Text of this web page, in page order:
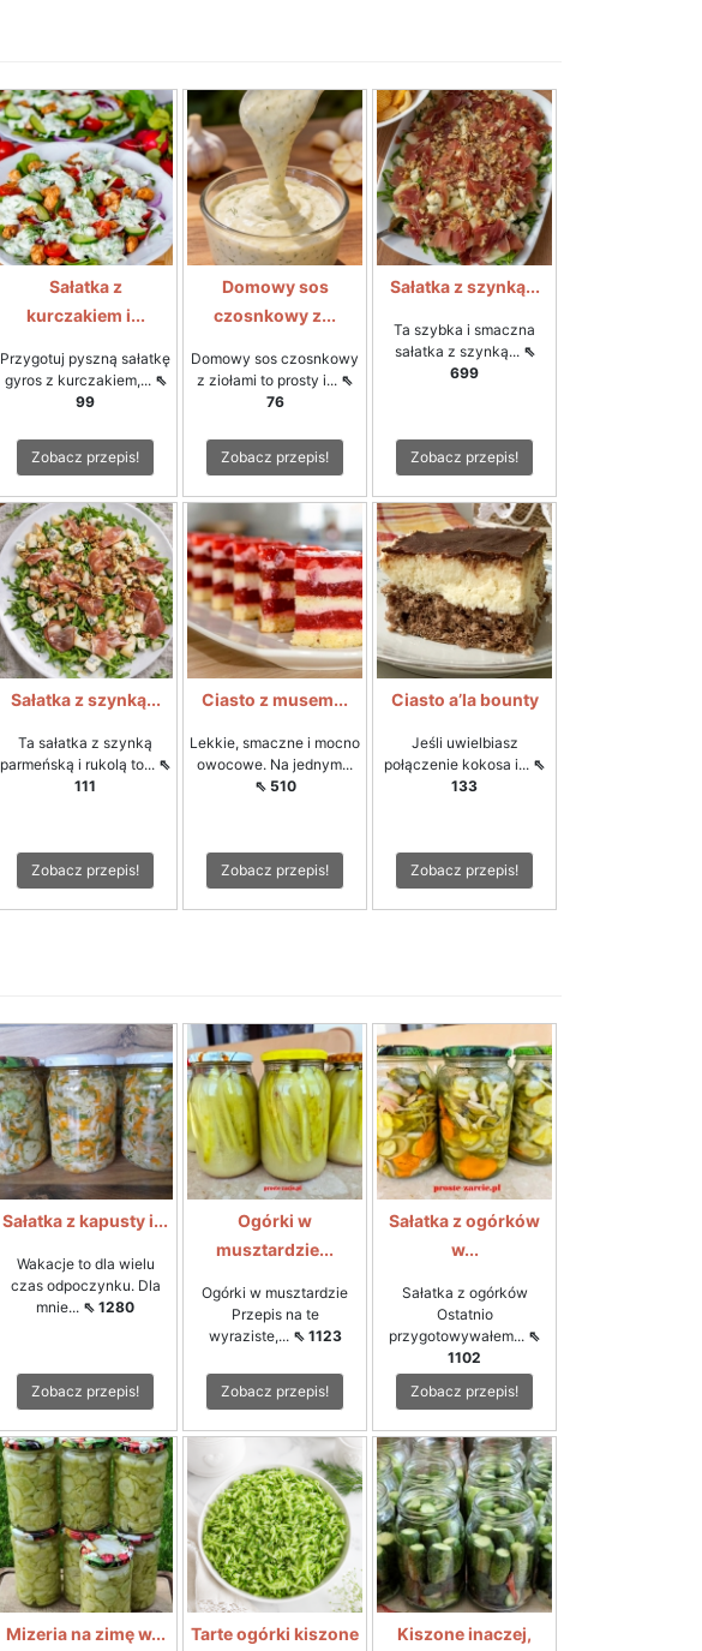
Sałatka z
kurczakiem i...
Przygotuj pyszną sałatkę
gyros z kurczakiem,... ⇖
99
Zobacz przepis!
Domowy sos
czosnkowy z...
Domowy sos czosnkowy
z ziołami to prosty i... ⇖
76
Zobacz przepis!
Sałatka z szynką...
Ta szybka i smaczna
sałatka z szynką... ⇖
699
Zobacz przepis!
Sałatka z szynką...
Ta sałatka z szynką
parmeńską i rukolą to... ⇖
111
Zobacz przepis!
Ciasto z musem...
Lekkie, smaczne i mocno
owocowe. Na jednym...
⇖ 510
Zobacz przepis!
Ciasto a’la bounty
Jeśli uwielbiasz
połączenie kokosa i... ⇖
133
Zobacz przepis!
Sałatka z kapusty i...
Wakacje to dla wielu
czas odpoczynku. Dla
mnie... ⇖ 1280
Zobacz przepis!
Ogórki w
musztardzie...
Ogórki w musztardzie
Przepis na te
wyraziste,... ⇖ 1123
Zobacz przepis!
Sałatka z ogórków
w...
Sałatka z ogórków
Ostatnio
przygotowywałem... ⇖
1102
Zobacz przepis!
Mizeria na zimę w... Tarte ogórki kiszone Kiszone inaczej,